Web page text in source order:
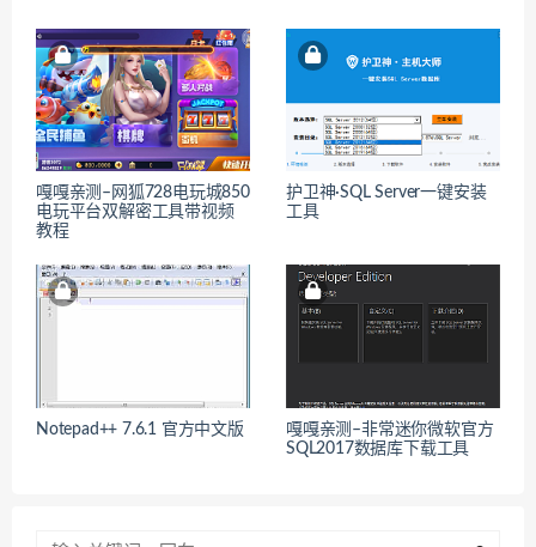
嘎嘎亲测–网狐728电玩城850
电玩平台双解密工具带视频
教程
护卫神·SQL Server一键安装
工具
Notepad++ 7.6.1 官方中文版
嘎嘎亲测–非常迷你微软官方
SQL2017数据库下载工具